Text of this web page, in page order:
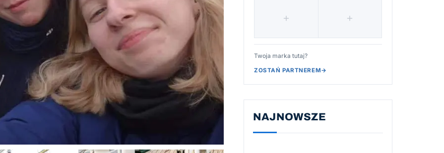
Twoja marka tutaj?
ZOSTAŃ PARTNEREM→
NAJNOWSZE